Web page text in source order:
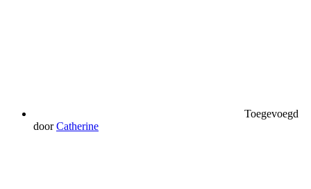
Toegevoegd
door Catherine